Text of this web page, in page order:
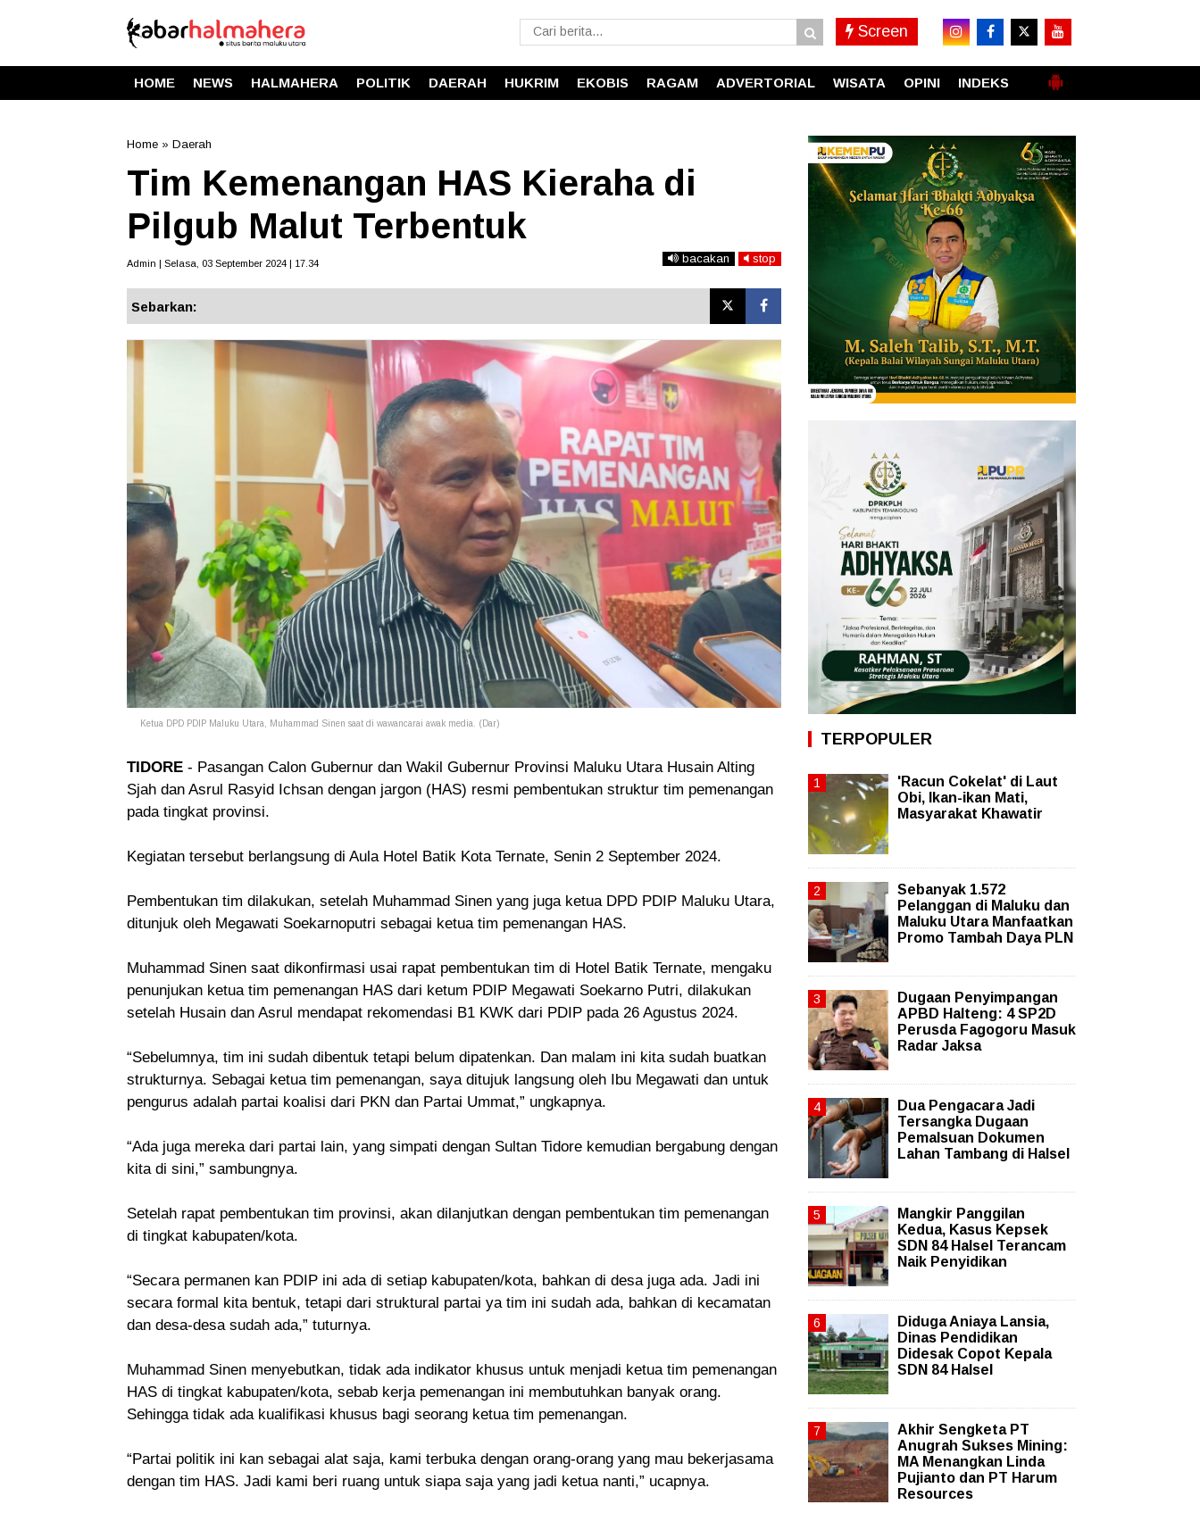
Screen
HOME NEWS HALMAHERA POLITIK DAERAH HUKRIM EKOBIS RAGAM ADVERTORIAL WISATA OPINI INDEKS
Home » Daerah
Tim Kemenangan HAS Kieraha di
Pilgub Malut Terbentuk
Admin | Selasa, 03 September 2024 | 17.34 bacakan stop
Sebarkan:
Ketua DPD PDIP Maluku Utara, Muhammad Sinen saat di wawancarai awak media. (Dar)
TIDORE - Pasangan Calon Gubernur dan Wakil Gubernur Provinsi Maluku Utara Husain Alting
Sjah dan Asrul Rasyid Ichsan dengan jargon (HAS) resmi pembentukan struktur tim pemenangan
pada tingkat provinsi.
Kegiatan tersebut berlangsung di Aula Hotel Batik Kota Ternate, Senin 2 September 2024.
Pembentukan tim dilakukan, setelah Muhammad Sinen yang juga ketua DPD PDIP Maluku Utara,
ditunjuk oleh Megawati Soekarnoputri sebagai ketua tim pemenangan HAS.
Muhammad Sinen saat dikonfirmasi usai rapat pembentukan tim di Hotel Batik Ternate, mengaku
penunjukan ketua tim pemenangan HAS dari ketum PDIP Megawati Soekarno Putri, dilakukan
setelah Husain dan Asrul mendapat rekomendasi B1 KWK dari PDIP pada 26 Agustus 2024.
“Sebelumnya, tim ini sudah dibentuk tetapi belum dipatenkan. Dan malam ini kita sudah buatkan
strukturnya. Sebagai ketua tim pemenangan, saya ditujuk langsung oleh Ibu Megawati dan untuk
pengurus adalah partai koalisi dari PKN dan Partai Ummat,” ungkapnya.
“Ada juga mereka dari partai lain, yang simpati dengan Sultan Tidore kemudian bergabung dengan
kita di sini,” sambungnya.
Setelah rapat pembentukan tim provinsi, akan dilanjutkan dengan pembentukan tim pemenangan
di tingkat kabupaten/kota.
“Secara permanen kan PDIP ini ada di setiap kabupaten/kota, bahkan di desa juga ada. Jadi ini
secara formal kita bentuk, tetapi dari struktural partai ya tim ini sudah ada, bahkan di kecamatan
dan desa-desa sudah ada,” tuturnya.
Muhammad Sinen menyebutkan, tidak ada indikator khusus untuk menjadi ketua tim pemenangan
HAS di tingkat kabupaten/kota, sebab kerja pemenangan ini membutuhkan banyak orang.
Sehingga tidak ada kualifikasi khusus bagi seorang ketua tim pemenangan.
“Partai politik ini kan sebagai alat saja, kami terbuka dengan orang-orang yang mau bekerjasama
dengan tim HAS. Jadi kami beri ruang untuk siapa saja yang jadi ketua nanti,” ucapnya.
TERPOPULER
'Racun Cokelat' di Laut
Obi, Ikan-ikan Mati,
Masyarakat Khawatir
Sebanyak 1.572
Pelanggan di Maluku dan
Maluku Utara Manfaatkan
Promo Tambah Daya PLN
Dugaan Penyimpangan
APBD Halteng: 4 SP2D
Perusda Fagogoru Masuk
Radar Jaksa
Dua Pengacara Jadi
Tersangka Dugaan
Pemalsuan Dokumen
Lahan Tambang di Halsel
Mangkir Panggilan
Kedua, Kasus Kepsek
SDN 84 Halsel Terancam
Naik Penyidikan
Diduga Aniaya Lansia,
Dinas Pendidikan
Didesak Copot Kepala
SDN 84 Halsel
Akhir Sengketa PT
Anugrah Sukses Mining:
MA Menangkan Linda
Pujianto dan PT Harum
Resources